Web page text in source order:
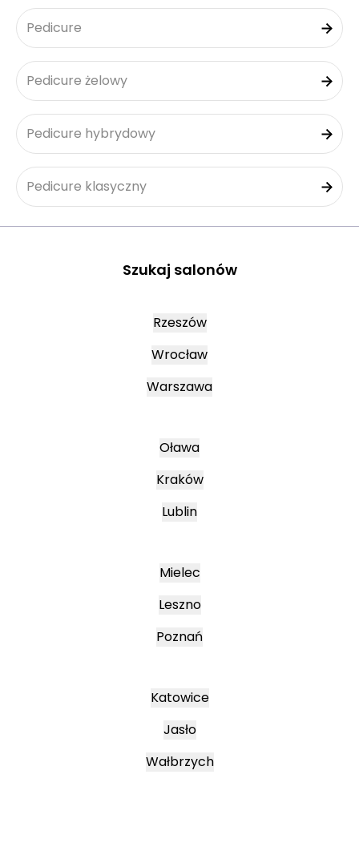
Pedicure
Pedicure żelowy
Pedicure hybrydowy
Pedicure klasyczny
Szukaj salonów
Rzeszów
Wrocław
Warszawa
Oława
Kraków
Lublin
Mielec
Leszno
Poznań
Katowice
Jasło
Wałbrzych